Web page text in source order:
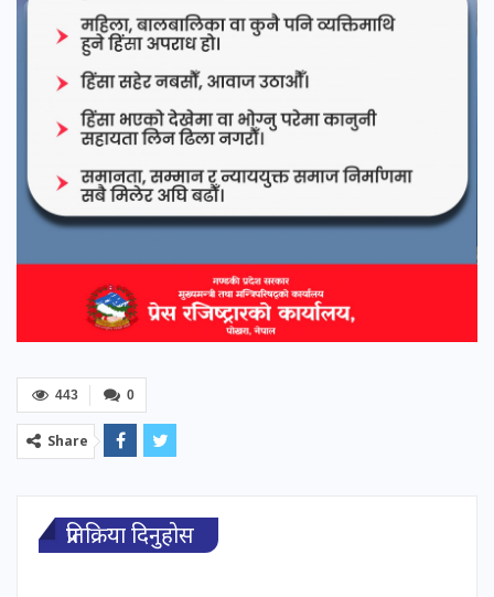
0
443
Share
प्रतिक्रिया दिनुहोस